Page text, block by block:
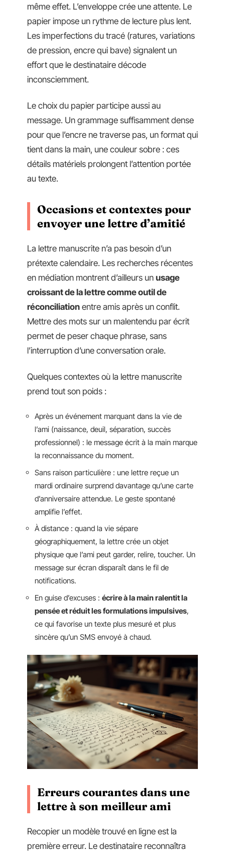
même effet. L’enveloppe crée une attente. Le
papier impose un rythme de lecture plus lent.
Les imperfections du tracé (ratures, variations
de pression, encre qui bave) signalent un
effort que le destinataire décode
inconsciemment.
Le choix du papier participe aussi au
message. Un grammage suffisamment dense
pour que l’encre ne traverse pas, un format qui
tient dans la main, une couleur sobre : ces
détails matériels prolongent l’attention portée
au texte.
Occasions et contextes pour
envoyer une lettre d’amitié
La lettre manuscrite n’a pas besoin d’un
prétexte calendaire. Les recherches récentes
en médiation montrent d’ailleurs un usage
croissant de la lettre comme outil de
réconciliation entre amis après un conflit.
Mettre des mots sur un malentendu par écrit
permet de peser chaque phrase, sans
l’interruption d’une conversation orale.
Quelques contextes où la lettre manuscrite
prend tout son poids :
Après un événement marquant dans la vie de
l’ami (naissance, deuil, séparation, succès
professionnel) : le message écrit à la main marque
la reconnaissance du moment.
Sans raison particulière : une lettre reçue un
mardi ordinaire surprend davantage qu’une carte
d’anniversaire attendue. Le geste spontané
amplifie l’effet.
À distance : quand la vie sépare
géographiquement, la lettre crée un objet
physique que l’ami peut garder, relire, toucher. Un
message sur écran disparaît dans le fil de
notifications.
En guise d’excuses : écrire à la main ralentit la
pensée et réduit les formulations impulsives,
ce qui favorise un texte plus mesuré et plus
sincère qu’un SMS envoyé à chaud.
Erreurs courantes dans une
lettre à son meilleur ami
Recopier un modèle trouvé en ligne est la
première erreur. Le destinataire reconnaîtra